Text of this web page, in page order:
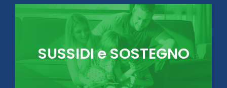
SUSSIDI e SOSTEGNO